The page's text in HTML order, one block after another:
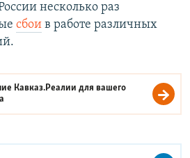
несколько раз
сбои в работе различных
Кавказ.Реалии для вашего